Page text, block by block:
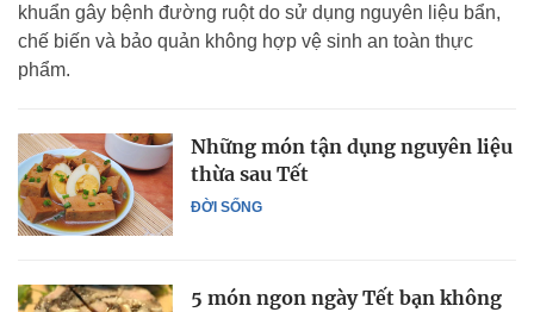
khuẩn gây bệnh đường ruột do sử dụng nguyên liệu bẩn,
chế biến và bảo quản không hợp vệ sinh an toàn thực
phẩm.
ĐỜI SỐNG
Những món tận dụng nguyên liệu
thừa sau Tết
5 món ngon ngày Tết bạn không